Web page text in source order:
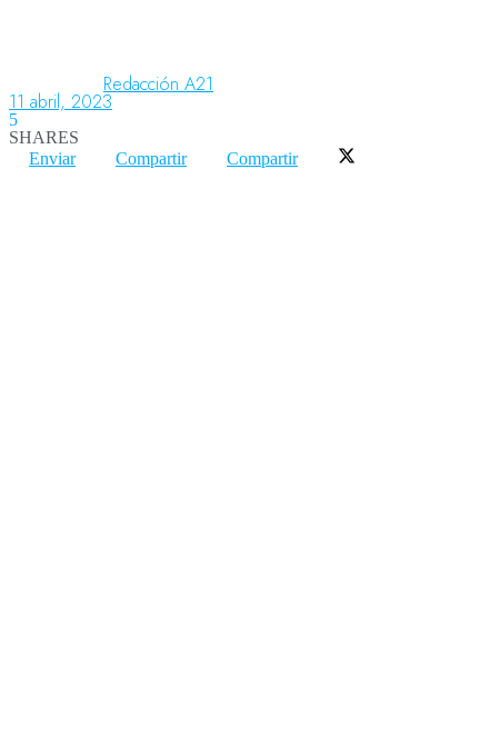
Aeronáutica
Aeropuertos
Redacción A21
11 abril, 2023
5
SHARES
Enviar
Compartir Compartir